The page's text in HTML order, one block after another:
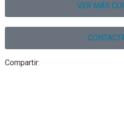
VER MÁS
Compartir: